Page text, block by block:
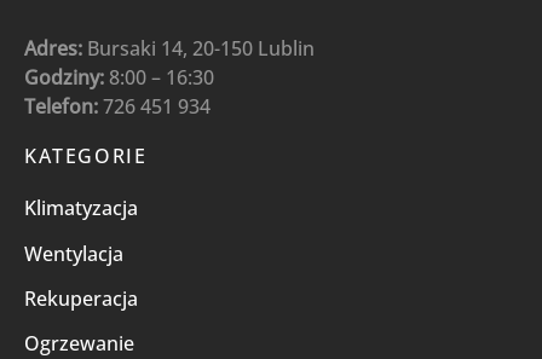
Adres: Bursaki 14, 20-150 Lublin
Godziny: 8:00 – 16:30
Telefon:726 451 934
KATEGORIE
Klimatyzacja
Wentylacja
Rekuperacja
Ogrzewanie